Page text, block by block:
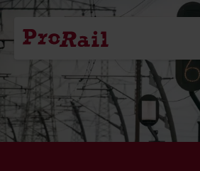
Navigatie
Homepage
ProRail